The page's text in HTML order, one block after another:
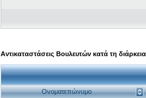
Αντικαταστάσεις Βουλευτών κατά τη
Ονοματεπώνυμο